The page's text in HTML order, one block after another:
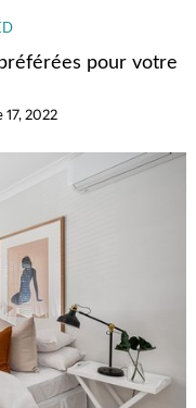
pour votre
17, 2022